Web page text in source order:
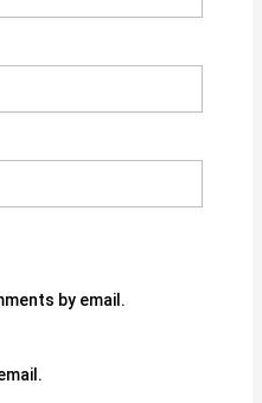
by email.